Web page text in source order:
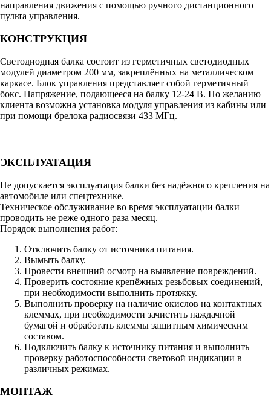
направления движения с помощью ручного дистанционного
пульта управления.
КОНСТРУКЦИЯ
Светодиодная балка состоит из герметичных светодиодных
модулей диаметром 200 мм, закреплённых на металлическом
каркасе. Блок управления представляет собой герметичный
бокс. Напряжение, подающееся на балку 12-24 В. По желанию
клиента возможна установка модуля управления из кабины или
при помощи брелока радиосвязи 433 МГц.
ЭКСПЛУАТАЦИЯ
Не допускается эксплуатация балки без надёжного крепления на
автомобиле или спецтехнике.
Техническое обслуживание во время эксплуатации балки
проводить не реже одного раза месяц.
Порядок выполнения работ:
Отключить балку от источника питания.
Вымыть балку.
Провести внешний осмотр на выявление повреждений.
Проверить состояние крепёжных резьбовых соединений,
при необходимости выполнить протяжку.
Выполнить проверку на наличие окислов на контактных
клеммах, при необходимости зачистить наждачной
бумагой и обработать клеммы защитным химическим
составом.
Подключить балку к источнику питания и выполнить
проверку работоспособности световой индикации в
различных режимах.
МОНТАЖ